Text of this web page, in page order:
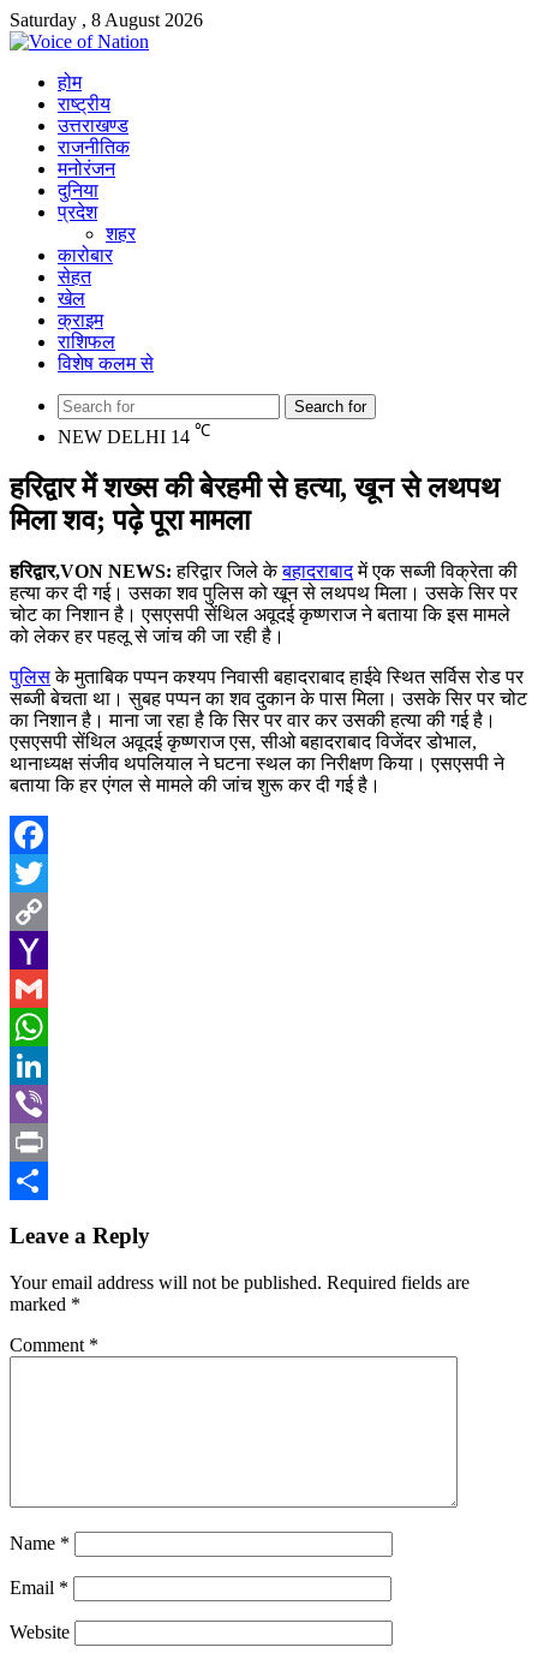
Saturday , 8 August 2026
होम
राष्ट्रीय
उत्तराखण्ड
राजनीतिक
मनोरंजन
दुनिया
प्रदेश
शहर
कारोबार
सेहत
खेल
क्राइम
राशिफल
विशेष कलम से
Search for
NEW DELHI 14 ℃
हरिद्वार में शख्स की बेरहमी से हत्या, खून से लथपथ
मिला शव; पढ़े पूरा मामला
हरिद्वार,VON NEWS:हरिद्वार जिले केबहादराबादमें एक सब्जी विक्रेता की
हत्या कर दी गई। उसका शव पुलिस को खून से लथपथ मिला। उसके सिर पर
चोट का निशान है। एसएसपी सेंथिल अवूदई कृष्णराज ने बताया कि इस मामले
को लेकर हर पहलू से जांच की जा रही है।
पुलिसके मुताबिक पप्पन कश्यप निवासी बहादराबाद हाईवे स्थित सर्विस रोड पर
सब्जी बेचता था। सुबह पप्पन का शव दुकान के पास मिला। उसके सिर पर चोट
का निशान है। माना जा रहा है कि सिर पर वार कर उसकी हत्या की गई है।
एसएसपी सेंथिल अवूदई कृष्णराज एस, सीओ बहादराबाद विजेंदर डोभाल,
थानाध्यक्ष संजीव थपलियाल ने घटना स्थल का निरीक्षण किया। एसएसपी ने
बताया कि हर एंगल से मामले की जांच शुरू कर दी गई है।
Facebook
Twitter
Copy
Link
Yahoo
Mail
Gmail
WhatsApp
LinkedIn
Viber
Print
Leave a Reply
Your email address will not be published. Required fields are
marked *
Comment *
Name *
Email *
Website